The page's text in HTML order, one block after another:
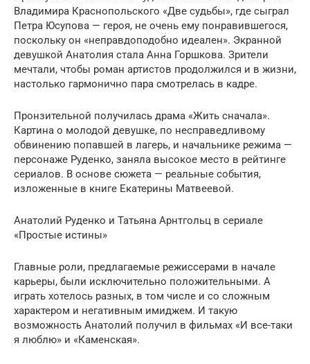
Владимира Краснопольского «Две судьбы», где сыграл
Петра Юсупова — героя, не очень ему понравившегося,
поскольку он «неправдоподобно идеален». Экранной
девушкой Анатолия стала Анна Горшкова. Зрители
мечтали, чтобы роман артистов продолжился и в жизни,
настолько гармонично пара смотрелась в кадре.
Пронзительной получилась драма «Жить сначала».
Картина о молодой девушке, по несправедливому
обвинению попавшей в лагерь, и начальнике режима —
персонаже Руденко, заняла высокое место в рейтинге
сериалов. В основе сюжета — реальные события,
изложенные в книге Екатерины Матвеевой.
Анатолий Руденко и Татьяна Арнтгольц в сериале
«Простые истины»
Главные роли, предлагаемые режиссерами в начале
карьеры, были исключительно положительными. А
играть хотелось разных, в том числе и со сложным
характером и негативным имиджем. И такую
возможность Анатолий получил в фильмах «И все-таки
я люблю» и «Каменская».